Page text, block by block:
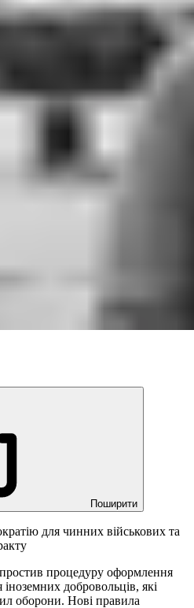
Поширити
для чинних військових та
процедуру оформлення
добровольців, які
оборони. Нові правила